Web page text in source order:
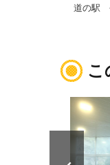
道の駅
こ